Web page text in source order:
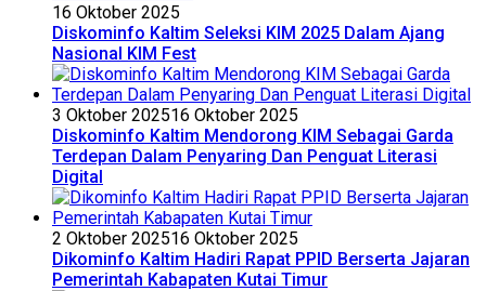
16 Oktober 2025
Diskominfo Kaltim Seleksi KIM 2025 Dalam Ajang
Nasional KIM Fest
3 Oktober 202516 Oktober 2025
Diskominfo Kaltim Mendorong KIM Sebagai Garda
Terdepan Dalam Penyaring Dan Penguat Literasi
Digital
2 Oktober 202516 Oktober 2025
Dikominfo Kaltim Hadiri Rapat PPID Berserta Jajaran
Pemerintah Kabapaten Kutai Timur